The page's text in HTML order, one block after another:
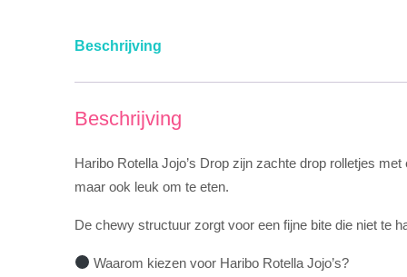
Beschrijving
Beschrijving
Haribo Rotella Jojo’s Drop zijn zachte drop rolletjes
maar ook leuk om te eten.
De chewy structuur zorgt voor een fijne bite die niet te
Waarom kiezen voor Haribo Rotella Jojo’s?